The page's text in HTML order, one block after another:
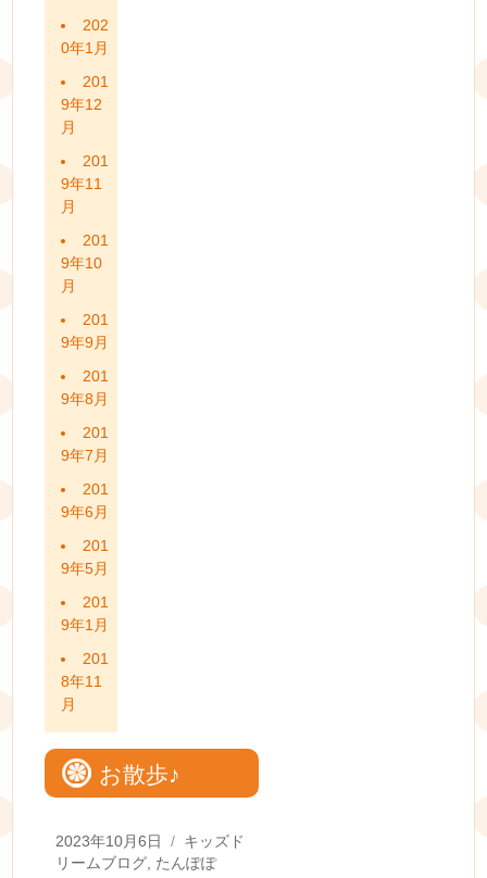
202
0年1月
201
9年12
月
201
9年11
月
201
9年10
月
201
9年9月
201
9年8月
201
9年7月
201
9年6月
201
9年5月
201
9年1月
201
8年11
月
お散歩♪
Posted
on
2023年10月6日 Categories
キッズド
リームブログ, たんぽぽ